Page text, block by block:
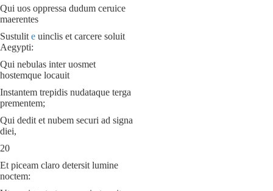
Qui uos oppressa dudum ceruice
maerentes
Sustulit e uinclis et carcere soluit
Aegypti:
Qui nebulas inter uosmet
hostemque locauit
Instantem trepidis nudataque terga
prementem;
Qui dedit et nubem securi ad signa
diei,
20
Et piceam claro detersit lumine
noctem: